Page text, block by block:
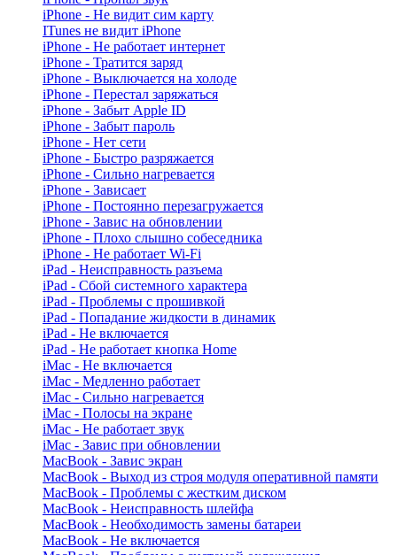
iPhone - Не видит сим карту
ITunes не видит iPhone
iPhone - Не работает интернет
iPhone - Тратится заряд
iPhone - Выключается на холоде
iPhone - Перестал заряжаться
iPhone - Забыт Apple ID
iPhone - Забыт пароль
iPhone - Нет сети
iPhone - Быстро разряжается
iPhone - Сильно нагревается
iPhone - Зависает
iPhone - Постоянно перезагружается
iPhone - Завис на обновлении
iPhone - Плохо слышно собеседника
iPhone - Не работает Wi-Fi
iPad - Неисправность разъема
iPad - Сбой системного характера
iPad - Проблемы с прошивкой
iPad - Попадание жидкости в динамик
iPad - Не включается
iPad - Не работает кнопка Home
iMac - Не включается
iMac - Медленно работает
iMac - Сильно нагревается
iMac - Полосы на экране
iMac - Не работает звук
iMac - Завис при обновлении
MacBook - Завис экран
MacBook - Выход из строя модуля оперативной памяти
MacBook - Проблемы с жестким диском
MacBook - Неисправность шлейфа
MacBook - Необходимость замены батареи
MacBook - Не включается